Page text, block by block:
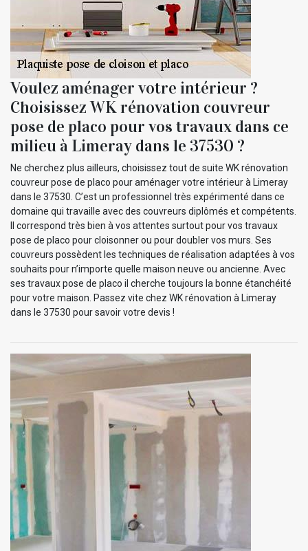
Voulez aménager votre intérieur ?
Choisissez WK rénovation couvreur
pose de placo pour vos travaux dans ce
milieu à Limeray dans le 37530 ?
Ne cherchez plus ailleurs, choisissez tout de suite WK rénovation
couvreur pose de placo pour aménager votre intérieur à Limeray
dans le 37530. C’est un professionnel très expérimenté dans ce
domaine qui travaille avec des couvreurs diplômés et compétents.
Il correspond très bien à vos attentes surtout pour vos travaux
pose de placo pour cloisonner ou pour doubler vos murs. Ses
couvreurs possèdent les techniques de réalisation adaptées à vos
souhaits pour n’importe quelle maison neuve ou ancienne. Avec
ses travaux pose de placo il cherche toujours la bonne étanchéité
pour votre maison. Passez vite chez WK rénovation à Limeray
dans le 37530 pour savoir votre devis !